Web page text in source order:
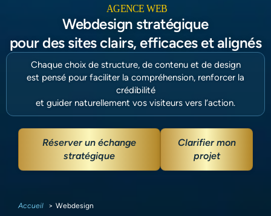
Webdesign stratégique
pour des sites clairs, efficaces et alignés
Chaque choix de structure, de contenu et de design
est pensé pour faciliter la compréhension, renforcer la
crédibilité
et guider naturellement vos visiteurs vers l’action.
Réserver un échange
stratégique
Clarifier mon
projet
Accueil Webdesign